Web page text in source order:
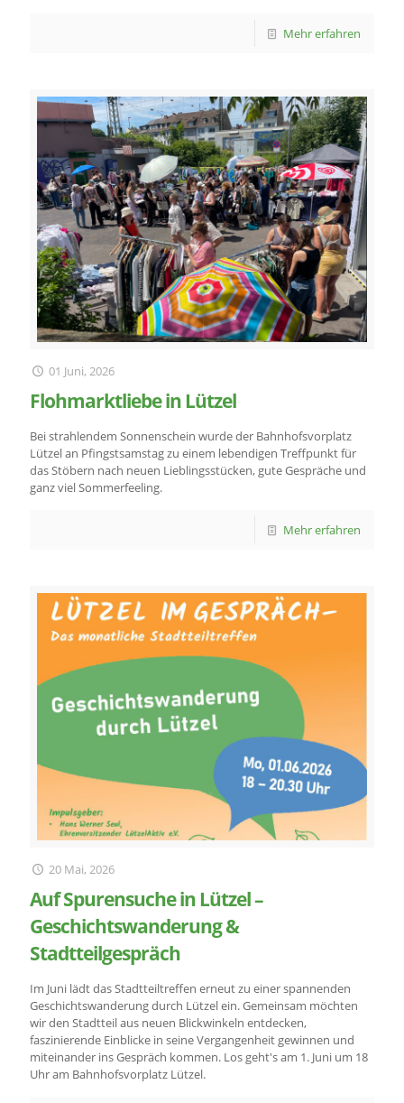
Mehr erfahren
01 Juni, 2026
Flohmarktliebe in Lützel
Bei strahlendem Sonnenschein wurde der Bahnhofsvorplatz
Lützel an Pfingstsamstag zu einem lebendigen Treffpunkt für
das Stöbern nach neuen Lieblingsstücken, gute Gespräche und
ganz viel Sommerfeeling.
Mehr erfahren
20 Mai, 2026
Auf Spurensuche in Lützel –
Geschichtswanderung &
Stadtteilgespräch
Im Juni lädt das Stadtteiltreffen erneut zu einer spannenden
Geschichtswanderung durch Lützel ein. Gemeinsam möchten
wir den Stadtteil aus neuen Blickwinkeln entdecken,
faszinierende Einblicke in seine Vergangenheit gewinnen und
miteinander ins Gespräch kommen. Los geht's am 1. Juni um 18
Uhr am Bahnhofsvorplatz Lützel.